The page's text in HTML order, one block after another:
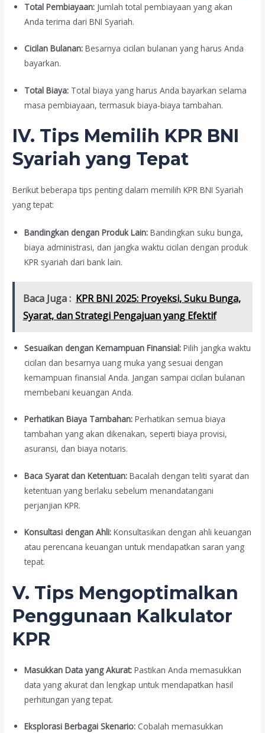
Total Pembiayaan: Jumlah total pembiayaan yang akan
Anda terima dari BNI Syariah.
Cicilan Bulanan: Besarnya cicilan bulanan yang harus Anda
bayarkan.
Total Biaya: Total biaya yang harus Anda bayarkan selama
masa pembiayaan, termasuk biaya-biaya tambahan.
IV. Tips Memilih KPR BNI
Syariah yang Tepat
Berikut beberapa tips penting dalam memilih KPR BNI Syariah
yang tepat:
Bandingkan dengan Produk Lain: Bandingkan suku bunga,
biaya administrasi, dan jangka waktu cicilan dengan produk
KPR syariah dari bank lain.
Baca Juga : KPR BNI 2025: Proyeksi, Suku Bunga,
Syarat, dan Strategi Pengajuan yang Efektif
Sesuaikan dengan Kemampuan Finansial: Pilih jangka waktu
cicilan dan besarnya uang muka yang sesuai dengan
kemampuan finansial Anda. Jangan sampai cicilan bulanan
membebani keuangan Anda.
Perhatikan Biaya Tambahan: Perhatikan semua biaya
tambahan yang akan dikenakan, seperti biaya provisi,
asuransi, dan biaya notaris.
Baca Syarat dan Ketentuan: Bacalah dengan teliti syarat dan
ketentuan yang berlaku sebelum menandatangani
perjanjian KPR.
Konsultasi dengan Ahli: Konsultasikan dengan ahli keuangan
atau perencana keuangan untuk mendapatkan saran yang
tepat.
V. Tips Mengoptimalkan
Penggunaan Kalkulator
KPR
Masukkan Data yang Akurat: Pastikan Anda memasukkan
data yang akurat dan lengkap untuk mendapatkan hasil
perhitungan yang tepat.
Eksplorasi Berbagai Skenario: Cobalah memasukkan